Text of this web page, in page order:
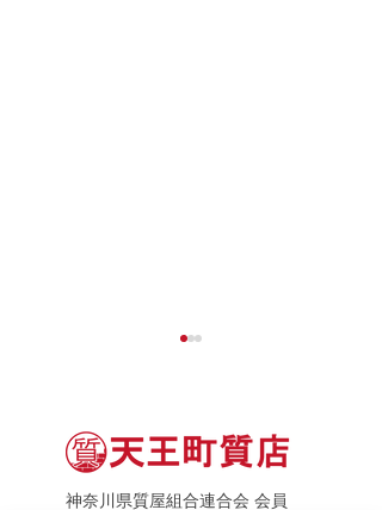
神奈川県質屋組合連合会 会員